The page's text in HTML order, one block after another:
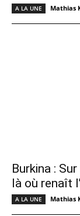
A LA UNE Mathias
Burkina :
là où renaît
A LA UNE Mathias